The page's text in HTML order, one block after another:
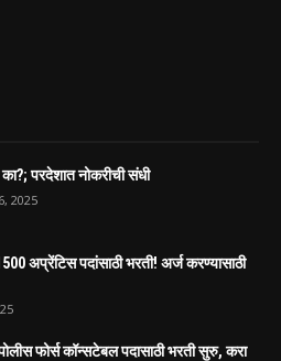
परदेशात नोकरीची संधी
2025
अप्रेंटिस पदांसाठी भरती! अर्ज करण्यासाठी
फोर्स कॉन्सटेबल पदासाठी भरती सुरु, करा